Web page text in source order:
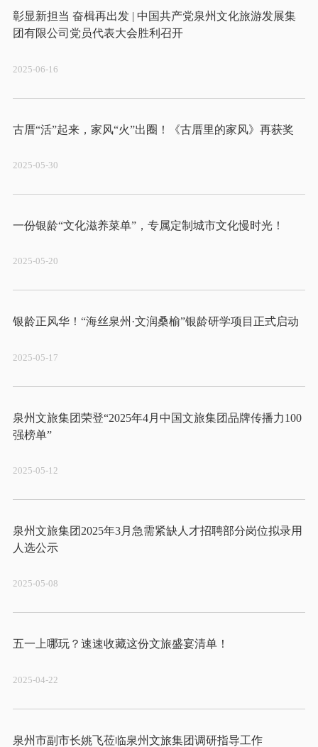
彰显新担当 奋楫再出发 | 中国共产党泉州文化旅游发展集
团有限公司党员代表大会胜利召开
2025-06-16
2025-05-30
2025-05-20
2025-05-17
泉州文旅集团荣登“2025年4月中国文旅集团品牌传播力100
强榜单”
2025-05-12
泉州文旅集团2025年3月急需紧缺人才招聘部分岗位拟录用
人选公示
2025-05-08
2025-04-22
泉州市副市长姚飞莅临泉州文旅集团调研指导工作